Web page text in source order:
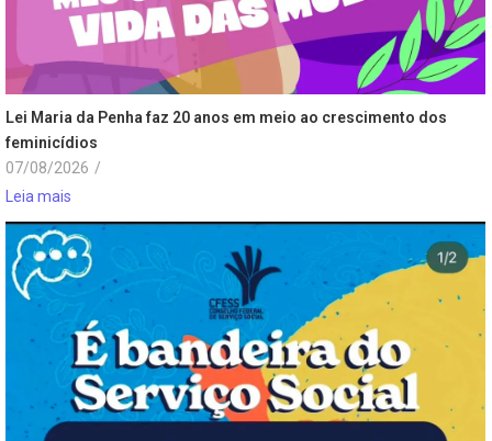
Lei Maria da Penha faz 20 anos em meio ao crescimento dos
feminicídios
07/08/2026 /
Leia mais